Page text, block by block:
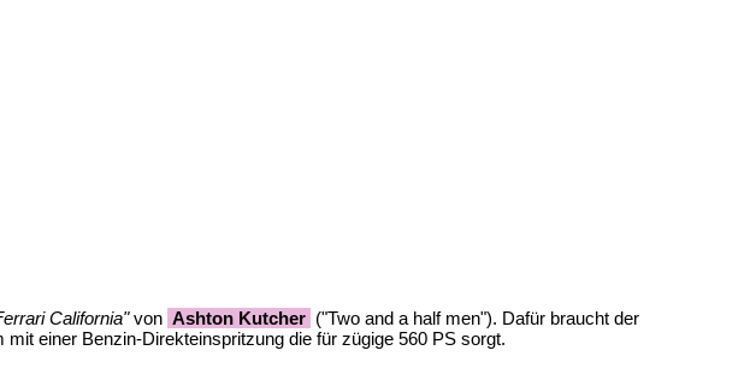
California"von Ashton Kutcher ("Two and a half men"). Dafür braucht der
einer Benzin-Direkteinspritzung die für zügige 560 PS sorgt.